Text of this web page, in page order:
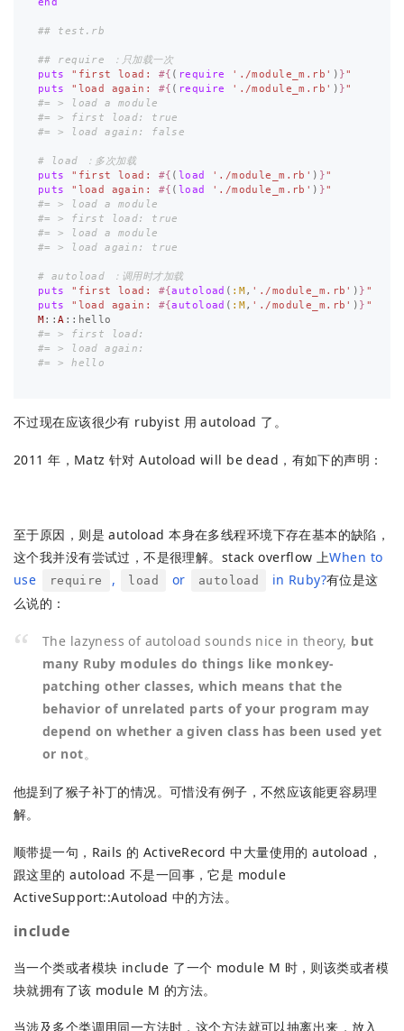
## test.rb
## require ：只加载一次
puts
"first load: #{ ( require './module_m.rb' ) }"
puts
"load again: #{ ( require './module_m.rb' ) }"
#= > load a module
#= > first load: true
#= > load again: false
# load ：多次加载
puts
"first load: #{ ( load './module_m.rb' ) }"
puts
"load again: #{ ( load './module_m.rb' ) }"
#= > load a module
#= > first load: true
#= > load a module
#= > load again: true
# autoload ：调用时才加载
puts
"first load: #{autoload ( :M, './module_m.rb' ) } "
puts
"load again: #{autoload ( :M, './module_m.rb' ) } "
M::A :: hello
#= > first load:
#= > load again:
#= > hello
不过现在应该很少有 rubyist 用 autoload 了。
2011 年，Matz 针对 Autoload will be dead，有如下的声明：
至于原因，则是 autoload 本身在多线程环境下存在基本的缺陷，
这个我并没有尝试过，不是很理解。stack overflow 上When to
use
require , load or autoload in Ruby?有位是这
么说的：
The lazyness of autoload sounds nice in theory, but
many Ruby modules do things like monkey-
patching other classes, which means that the
behavior of unrelated parts of your program may
depend on whether a given class has been used yet
or not。
他提到了猴子补丁的情况。可惜没有例子，不然应该能更容易理
解。
顺带提一句，Rails 的 ActiveRecord 中大量使用的 autoload，
跟这里的 autoload 不是一回事，它是 module
ActiveSupport::Autoload 中的方法。
include
当一个类或者模块 include 了一个 module M 时，则该类或者模
块就拥有了该 module M 的方法。
当涉及多个类调用同一方法时，这个方法就可以抽离出来，放入